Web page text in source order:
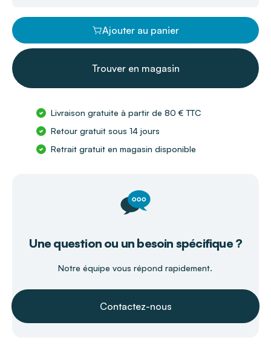
Ajouter au panier
Trouver en magasin
Livraison gratuite à partir de 80 € TTC
Retour gratuit sous 14 jours
Retrait gratuit en magasin disponible
Une question ou un besoin spécifique ?
Notre équipe vous répond rapidement.
Contactez-nous